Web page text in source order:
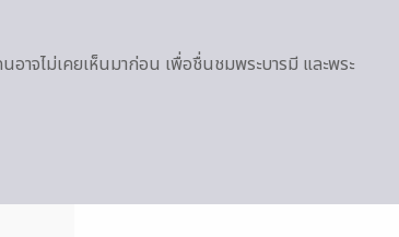
าจไม่เคยเห็นมาก่อน เพื่อชื่นชมพระบารมี และพระ